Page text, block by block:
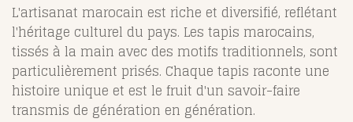
L'artisanat marocain est riche et diversifié, reflétant
l'héritage culturel du pays. Les tapis marocains,
tissés à la main avec des motifs traditionnels, sont
particulièrement prisés. Chaque tapis raconte une
histoire unique et est le fruit d'un savoir-faire
transmis de génération en génération.